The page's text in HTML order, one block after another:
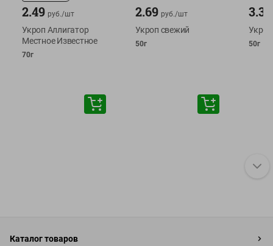
2.49 руб./шт
Укроп Аллигатор
Местное Известное
70г
2.69 руб./шт
Укроп свежий
50г
3.39
50г
Каталог товаров